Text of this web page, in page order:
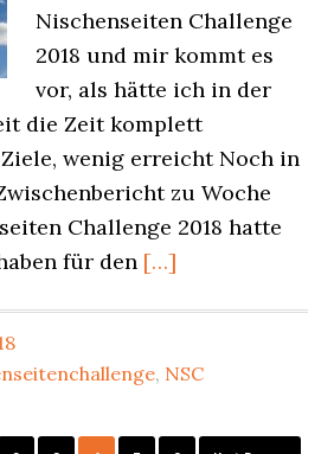
Nischenseiten Challenge
2018 und mir kommt es
vor, als hätte ich in der
die Zeit komplett
wenig erreicht Noch in
zu Woche
Challenge 2018 hatte
für den […]
, NSC